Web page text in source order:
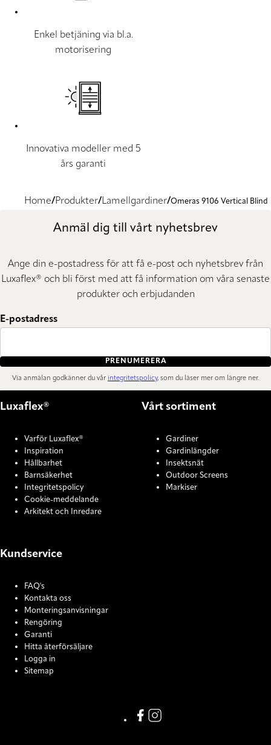
Enkel betjäning via bl.a.
motorisering
Innovativa modeller med 5
års garanti
Home Produkter Lamellgardiner Omeras 9106 Vertical Blind
Anmäl dig till vårt nyhetsbrev
Ange din e-postadress för att få e-post och nyhetsbrev från
Luxaflex® och bli först med att få information om våra senaste
produkter och erbjudanden
E-postadress
PRENUMERERA
Via anmälan godkänner du vår integritetspolicy, som du läser mer om längre ner.
Luxaflex®
Varför Luxaflex®
Inspiration
Hållbarhet
Barnsäkerhet
Integritetspolicy
Cookie-meddelande
Arkitekt och Inredare
Vårt sortiment
Gardiner
Gardinlängder
Insektsnät
Outdoor Screens
Markiser
Kundservice
FAQ's
Kontakta oss
Monteringsanvisningar
Rengöring
Garanti
Hitta återförsäljare
Logga in
Sitemap
Link missing Display text from
Link missing Display text